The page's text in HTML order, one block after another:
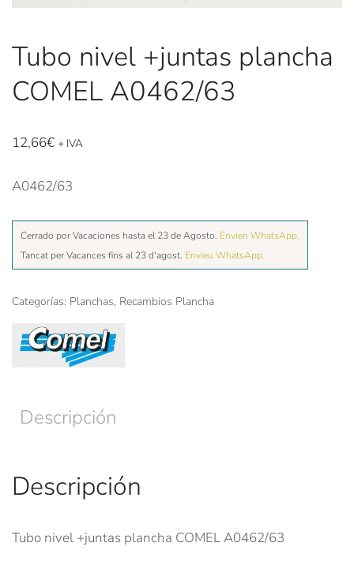
Tubo nivel +juntas plancha
COMEL A0462/63
12,66€ + IVA
A0462/63
Cerrado por Vacaciones hasta el 23 de Agosto. Envien WhatsApp.
Tancat per Vacances fins al 23 d'agost. Envieu WhatsApp.
Categorías: Planchas, Recambios Plancha
Descripción
Descripción
Tubo nivel +juntas plancha COMEL A0462/63